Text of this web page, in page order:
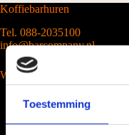
Toestemming
Koffiebarhuren
Tel. 088-2035100
info@barcompany.nl
Wij werken landelijk